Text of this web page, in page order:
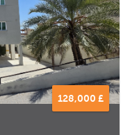
128,000 £